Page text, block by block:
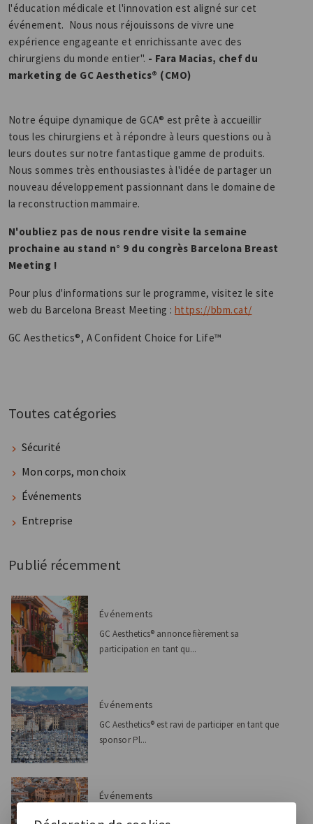
l'éducation médicale et l'innovation est aligné sur cet
événement. Nous nous réjouissons de vivre une
expérience engageante et enrichissante avec des
chirurgiens du monde entier". - Fara Macias, chef du
marketing de GC Aesthetics® (CMO)
Notre équipe dynamique de GCA® est prête à accueillir
tous les chirurgiens et à répondre à leurs questions ou à
leurs doutes sur notre fantastique gamme de produits.
Nous sommes très enthousiastes à l'idée de partager un
nouveau développement passionnant dans le domaine de
la reconstruction mammaire.
N'oubliez pas de nous rendre visite la semaine
prochaine au stand n° 9 du congrès Barcelona Breast
Meeting !
Pour plus d'informations sur le programme, visitez le site
web du Barcelona Breast Meeting : https://bbm.cat/
GC Aesthetics®, A Confident Choice for Life™
Toutes catégories
Sécurité
Mon corps, mon choix
Événements
Entreprise
Publié récemment
Événements
GC Aesthetics® annonce fièrement sa
participation en tant qu...
Événements
GC Aesthetics® est ravi de participer en tant que
sponsor Pl...
Événements